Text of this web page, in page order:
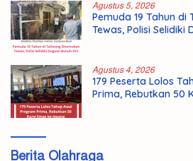
Agustus 5, 2026
Pemuda 19 Tahun
Tewas, Polisi Selidiki
Agustus 4, 2026
179 Peserta Lolos
Prima, Rebutkan 50
Berita Olahraga